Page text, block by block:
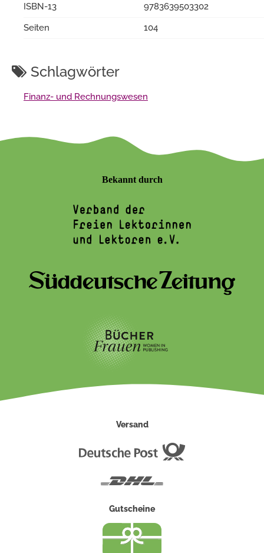
ISBN-13
9783639503302
Seiten
104
Schlagwörter
Finanz- und Rechnungswesen
Bekannt durch
Versand
Gutscheine